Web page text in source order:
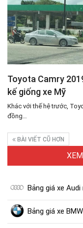
Toyota Camry
kế giống xe Mỹ
Khác với thế hệ trước,
đồng…
BÀI VIẾT CŨ HƠN
Bảng giá xe
Bảng giá xe